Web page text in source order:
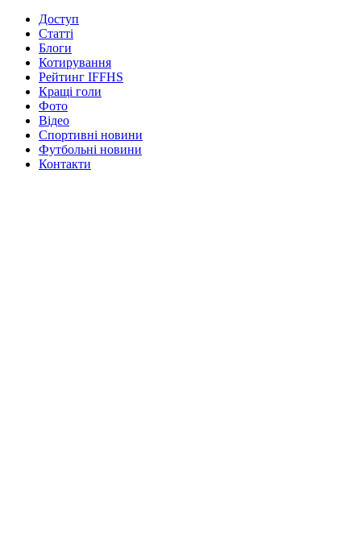
Доступ
Статті
Блоги
Котирування
Рейтинг IFFHS
Кращі голи
Фото
Відео
Спортивні новини
Футбольні новини
Контакти